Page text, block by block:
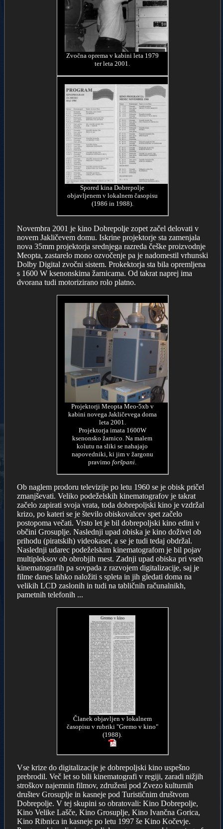
Zvočna oprema v kabini leta 1979
ter leta 2001.
Spored kina Dobrepolje
objavljenem v lokalnem časopisu
(1986 in 1988).
Novembra 2001 je kino Dobrepolje zopet začel delovati v
novem Jakličevem domu. Iskrine projektorje sta zamenjala
nova 35mm projektorja srednjega razreda češke proizvodnje
Meopta, zastarelo mono ozvočenje pa je nadomestil vrhunski
Dolby Digital zvočni sistem. Prokektorja sta bila opremljena
s 1600 W ksenonskima žarnicama. Od takrat naprej ima
dvorana tudi motorizirano rolo platno.
Projektorji Meopta Meo-5xb v
kabini novega Jakličevega doma
leta 2001.
Projektorja imata 1600W
ksenonsko žarnico. Na malem
kolutu na sliki se nahajajo
napovedniki, ki jim v žargonu
pravimo foršpani.
Ob naglem prodoru televizije po letu 1960 se je obisk pričel
zmanjševati. Veliko podeželskih kinematografov je takrat
začelo zapirati svoja vrata, toda dobrepoljski kino je vzdržal
krizo, po kateri se je število obiskovalcev spet začelo
postopoma večati. Vrsto let je bil dobrepoljski kino edini v
občini Grosuplje. Naslednji upad obiska je kino doživel ob
prihodu (piratskih) videokaset, a se je tudi tedaj obdržal.
Naslednji udarec podeželskim kinematografom je bil pojav
multipleksov ob obrobjih mest. Zadnji upad obiska pri vseh
kinematografih pa sovpada z razvojem digitalizacije, saj je
filme danes lahko naložiti s spleta in jih gledati doma na
velikih LCD zaslonih in tudi na tabličnih računalnikh,
pametnih telefonih ...
Članek objavljen v lokalnem
časopisu v rubriki "Gremo v kino"
(1988).
Vse krize do digitalizacije je dobrepoljski kino uspešno
prebrodil. Več let so bili kinematografi v regiji, zaradi nižjih
stroškov najemnin filmov, združeni pod Zvezo kulturnih
društev Grosuplje in kasneje pod Turističnim društvom
Dobrepolje. V tej skupini so obratovali: Kino Dobrepolje,
Kino Velike Lašče, Kino Grosuplje, Kino Ivančna Gorica,
Kino Ribnica in kasneje po letu 1997 še Kino Kočevje.